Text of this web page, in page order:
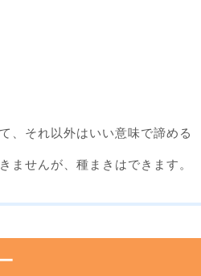
、それ以外はいい意味で諦める
ませんが、種まきはできます。